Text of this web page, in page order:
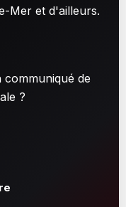
Mer et d'ailleurs.
de
?